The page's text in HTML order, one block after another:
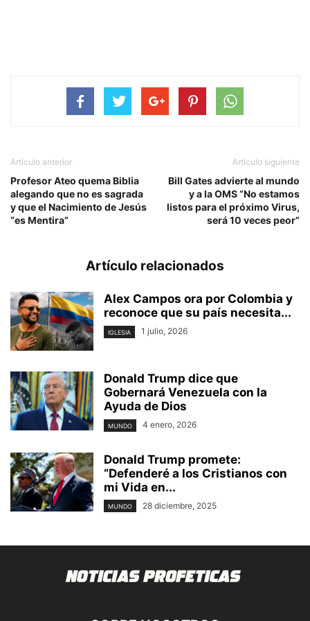
Artículo anterior
Profesor Ateo quema Biblia
alegando que no es sagrada
y que el Nacimiento de Jesús
“es Mentira”
Artículo siguiente
Bill Gates advierte al mundo
y a la OMS “No estamos
listos para el próximo Virus,
será 10 veces peor”
Artículo relacionados
Alex Campos ora por Colombia y
reconoce que su país necesita...
IGLESIA 1 julio, 2026
Donald Trump dice que
Gobernará Venezuela con la
Ayuda de Dios
MUNDO 4 enero, 2026
Donald Trump promete:
“Defenderé a los Cristianos con
mi Vida en...
MUNDO 28 diciembre, 2025